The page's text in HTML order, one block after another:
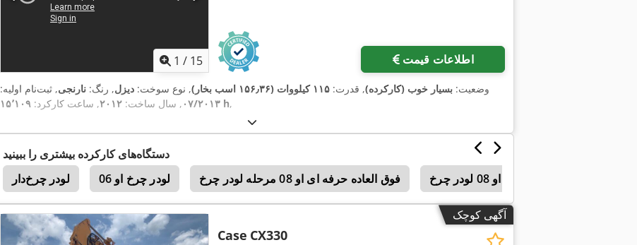
1 / 15 اطلاعات قیمت
وضعیت: بسیار خوب (کارکرده), قدرت: ۱۱۵ کیلووات (۱۵۶٫۳۶ اسب بخار) , نوع سوخت: دیزل, رنگ: نارنجی, ثبت‌نام اولیه:
۰۷/۲۰۱۳ , سال ساخت: ۲۰۱۲, ساعت کارکرد: ۱۵٬۱۰۹ h,
دستگاه‌های کارکرده بیشتری را ببینید
لودر چرخ‌دار
لودر چرخ او 06 فوق العاده حرفه ای او 08 مرحله لودر چرخ فوق العاده حرفه ای او 08 لودر چرخ
آگهی کوچک
Case CX330